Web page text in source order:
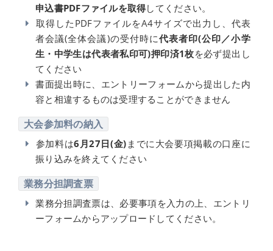
申込書PDFファイルを取得してください。
取得したPDFファイルをA4サイズで出力し、代表
者会議(全体会議)の受付時に代表者印(公印／小学
生・中学生は代表者私印可)押印済1枚を必ず提出し
てください
書面提出時に、エントリーフォームから提出した内
容と相違するものは受理することができません
大会参加料の納入
参加料は6月27日(金) までに大会要項掲載の口座に
振り込みを終えてください
業務分担調査票
業務分担調査票は、必要事項を入力の上、エントリ
ーフォームからアップロードしてください。